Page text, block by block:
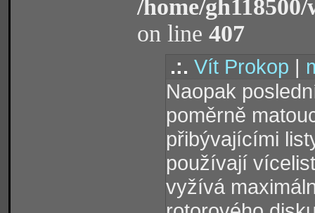
/home/
on line 407
.:. Vít Prokop |
Naopak
poměrně
přibývajícími
používají
vyžívá